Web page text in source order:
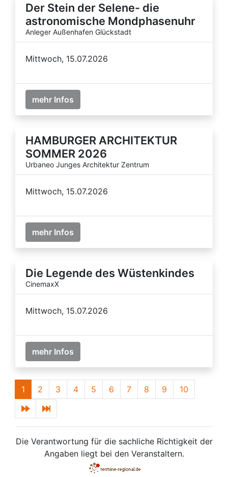
Der Stein der Selene- die
astronomische Mondphasenuhr
Anleger Außenhafen Glückstadt
Mittwoch, 15.07.2026
mehr Infos
HAMBURGER ARCHITEKTUR
SOMMER 2026
Urbaneo Junges Architektur Zentrum
Mittwoch, 15.07.2026
mehr Infos
Die Legende des Wüstenkindes
CinemaxX
Mittwoch, 15.07.2026
mehr Infos
1 2 3 4 5 6 7 8 9 10
Die Verantwortung für die sachliche Richtigkeit der
Angaben liegt bei den Veranstaltern.